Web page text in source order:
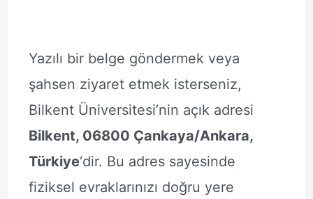
Yazılı bir belge göndermek veya
şahsen ziyaret etmek isterseniz,
Bilkent Üniversitesi’nin açık adresi
Bilkent, 06800 Çankaya/Ankara,
Türkiye‘dir. Bu adres sayesinde
fiziksel evraklarınızı doğru yere